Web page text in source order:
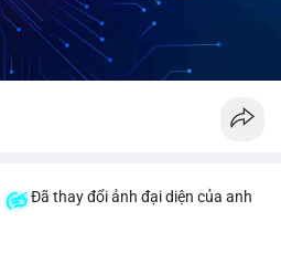
Đã thay đổi ảnh đại diện của anh